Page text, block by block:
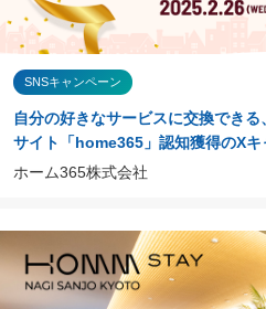
SNSキャンペーン
自分の好きなサービスに交換でき
サイト「home365」認知獲得のXキ
ホーム365株式会社